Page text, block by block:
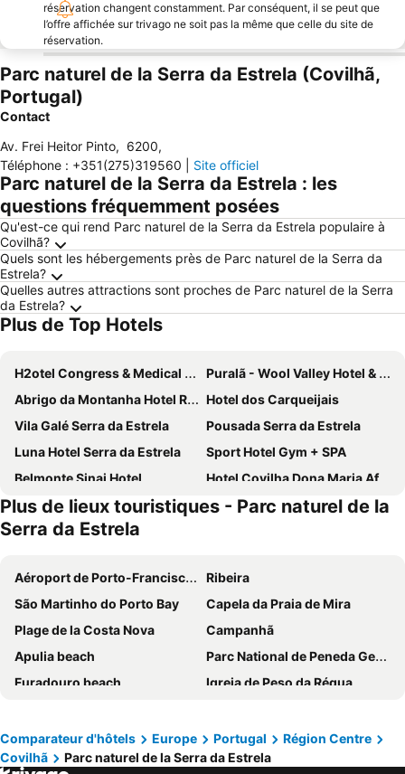
réservation changent constamment. Par conséquent, il se peut que
l’offre affichée sur trivago ne soit pas la même que celle du site de
réservation.
Parc naturel de la Serra da Estrela (Covilhã,
Portugal)
Contact
Av. Frei Heitor Pinto, 6200,
Téléphone : +351(275)319560 Site officiel
Parc naturel de la Serra da Estrela : les
questions fréquemment posées
Qu'est-ce qui rend Parc naturel de la Serra da Estrela populaire à
Covilhã?
Quels sont les hébergements près de Parc naturel de la Serra da
Estrela?
Quelles autres attractions sont proches de Parc naturel de la Serra
da Estrela?
Plus de Top Hotels
H2otel Congress & Medical Spa
Puralã - Wool Valley Hotel & SPA
Abrigo da Montanha Hotel Rural & Spa
Hotel dos Carqueijais
Vila Galé Serra da Estrela
Pousada Serra da Estrela
Luna Hotel Serra da Estrela
Sport Hotel Gym + SPA
Belmonte Sinai Hotel
Hotel Covilha Dona Maria Affiliated by Meliá
Hotel Eurosol Seia Camelo
Santa Eufémia Covilhã Hotel
Pousada Convento Belmonte
Albergaria Senhora do Espinheiro
Hotel Berne
INATEL Linhares da Beira Hotel Rural
Pena D'Água Boutique Hotel & Villas
Casa Das Obras
Casa de São Lourenço - Burel Mountain Hotels
Casas Da Lapa, Nature & Spa Hotel
INATEL Vila Ruiva Hotel
Vale Do Zezere
Hotel Belsol
Casa Estrela de Alva
Matias Nature - Raízes da Vinha - Boutique Mountain Stay in Serra da Estrela, Seia
Hotel da Fábrica
O Vicente
Plus de lieux touristiques - Parc naturel de la
Serra da Estrela
Aéroport de Porto-Francisco Sá-Carneiro
Ribeira
São Martinho do Porto Bay
Capela da Praia de Mira
Plage de la Costa Nova
Campanhã
Apulia beach
Parc National de Peneda Gerês
Furadouro beach
Igreja de Peso da Régua
Basílica de Nossa Senhora do Rosário de Fátima
Metro do Porto
Baixa
Praia de Esposende
Comparateur d'hôtels Europe Portugal
Région Centre
Covilhã
Parc naturel de la Serra da Estrela